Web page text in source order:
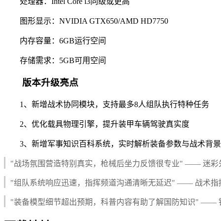
图形显示：NVIDIA GTX650/AMD HD7750
内存容量：6GB运行空间
存储需求：5GB可用空间
版本升级亮点
1、新增战术协同模块，支持最多8人组队执行特种任务
2、优化载具物理引擎，提升装甲车辆驾驶真实度
3、新增军事知识百科系统，实时解析装备参数与战术背景
"战场氛围营造特别真实，枪械后坐力反馈很专业" —— 迷彩
"组队系统响应迅速，指挥频道沟通清晰无延迟" —— 战术指
"装备模型细节超出预期，科普内容有助了解国防知识" ——